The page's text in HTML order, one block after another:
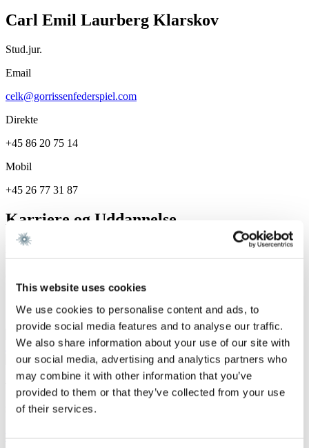
This website uses cookies
We use cookies to personalise content and ads, to
provide social media features and to analyse our traffic.
We also share information about your use of our site with
our social media, advertising and analytics partners who
may combine it with other information that you’ve
provided to them or that they’ve collected from your use
of their services.
Carl Emil Laurberg Klarskov
Stud.jur.
Email
celk@gorrissenfederspiel.com
Direkte
+45 86 20 75 14
Mobil
+45 26 77 31 87
Karriere og Uddannelse
Karriere
Specialer
Corporate / Mergers &
Acquisitions
Vi er et førende dansk advokatfirma med
stærke internationale relationer.